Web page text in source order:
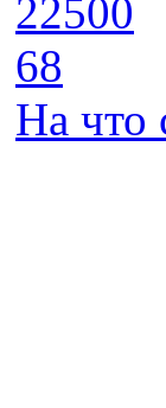
22500
68
На что